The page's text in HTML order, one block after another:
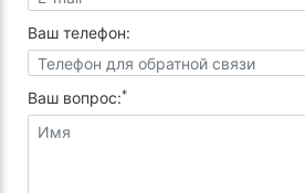
Ваш телефон:
Ваш вопрос:*